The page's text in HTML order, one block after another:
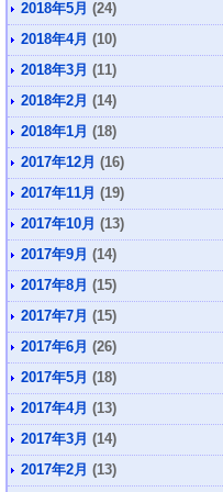
2018年5月 (24)
2018年4月 (10)
2018年3月 (11)
2018年2月 (14)
2018年1月 (18)
2017年12月 (16)
2017年11月 (19)
2017年10月 (13)
2017年9月 (14)
2017年8月 (15)
2017年7月 (15)
2017年6月 (26)
2017年5月 (18)
2017年4月 (13)
2017年3月 (14)
2017年2月 (13)